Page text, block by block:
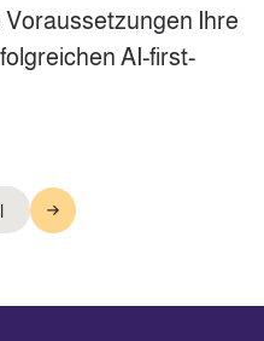
Voraussetzungen Ihre
AI-first-